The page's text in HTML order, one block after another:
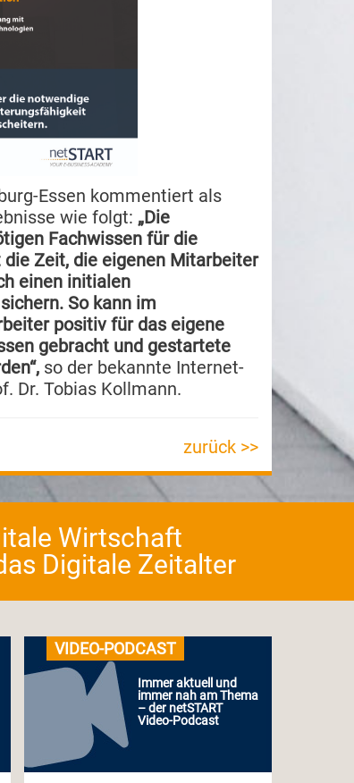
Essen kommentiert als
wie folgt: „Die
Fachwissen für die
Zeit, die eigenen Mitarbeiter
einen initialen
So kann im
positiv für das eigene
gebracht und gestartete
so der bekannte Internet-
Dr. Tobias Kollmann.
zurück >>
Wirtschaft
Digitale Zeitalter
VIDEO-PODCAST
Immer aktuell und
immer nah am Thema
– der netSTART
Video-Podcast